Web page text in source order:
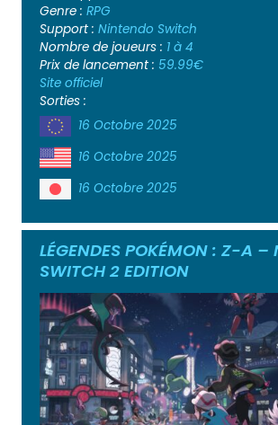
Genre : RPG
Support : Nintendo Switch
Nombre de joueurs : 1 à 4
Prix de lancement : 59.99€
Site officiel
Sorties :
16 Octobre 2025
16 Octobre 2025
16 Octobre 2025
LÉGENDES POKÉMON : Z-A –
SWITCH 2 EDITION